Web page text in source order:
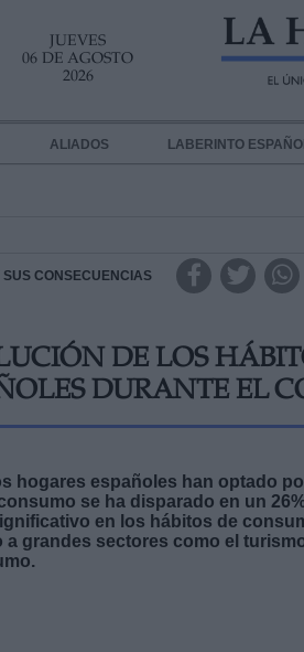
JUEVES
06 DE AGOSTO
2026
ALIADOS LABERINTO
SUS CONSECUENCIAS
DE LOS
DURANTE EL
hogares españoles han optado
se ha disparado en un
en los hábitos de
a grandes sectores como el
TUS DATOS